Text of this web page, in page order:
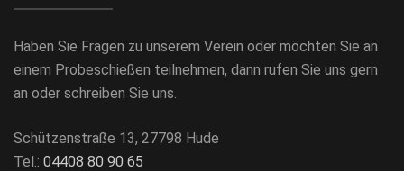
Haben Sie Fragen zu unserem Verein oder möchten Sie an
einem Probeschießen teilnehmen, dann rufen Sie uns gern
an oder schreiben Sie uns.
Schützenstraße 13, 27798 Hude
Tel.: 04408 80 90 65